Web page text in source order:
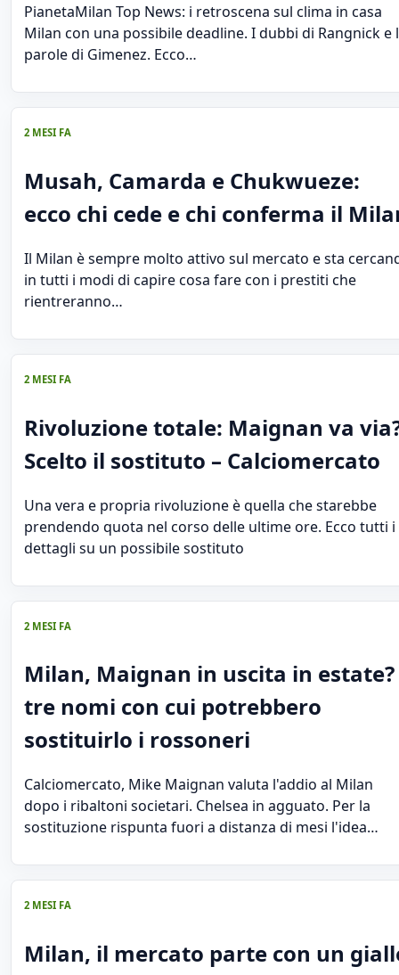
PianetaMilan Top News: i retroscena sul clima in casa
Milan con una possibile deadline. I dubbi di Rangnick e
parole di Gimenez. Ecco…
2 MESI FA
Musah, Camarda e Chukwueze:
ecco chi cede e chi conferma il
Il Milan è sempre molto attivo sul mercato e sta
in tutti i modi di capire cosa fare con i prestiti che
rientreranno…
2 MESI FA
Rivoluzione totale: Maignan va
Scelto il sostituto – Calciomercato
Una vera e propria rivoluzione è quella che starebbe
prendendo quota nel corso delle ultime ore. Ecco tutti i
dettagli su un possibile sostituto
2 MESI FA
Milan, Maignan in uscita in
tre nomi con cui potrebbero
sostituirlo i rossoneri
Calciomercato, Mike Maignan valuta l'addio al Milan
dopo i ribaltoni societari. Chelsea in agguato. Per la
sostituzione rispunta fuori a distanza di mesi l'idea…
2 MESI FA
Milan, il mercato parte con un